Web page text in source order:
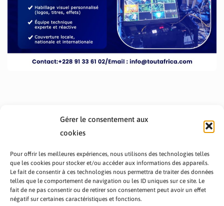
Gérer le consentement aux
cookies
Pour offrir les meilleures expériences, nous utilisons des technologies telles
que les cookies pour stocker et/ou accéder aux informations des appareils.
Le fait de consentir à ces technologies nous permettra de traiter des données
telles que le comportement de navigation ou les ID uniques sur ce site. Le
fait de ne pas consentir ou de retirer son consentement peut avoir un effet
négatif sur certaines caractéristiques et fonctions.
PRÉSENTATION TOUTAFRICA
A PROPOS